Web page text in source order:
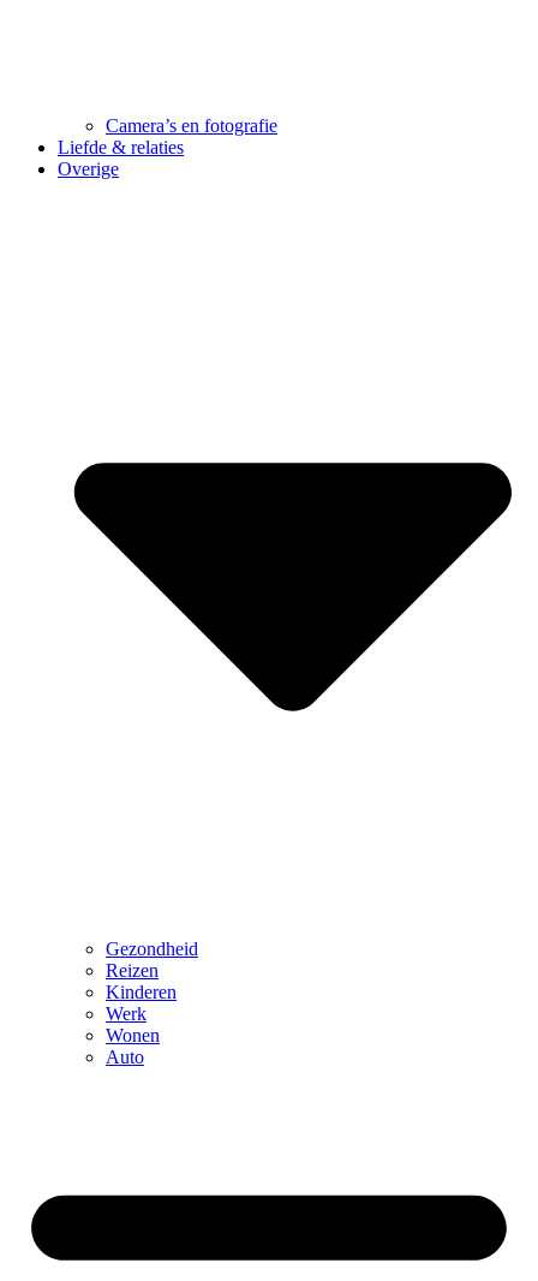
Camera’s en fotografie
Liefde & relaties
Overige
Gezondheid
Reizen
Kinderen
Werk
Wonen
Auto